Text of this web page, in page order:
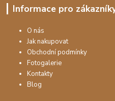
Informace pro
O nás
Jak nakupovat
Obchodní podmínky
Fotogalerie
Kontakty
Blog